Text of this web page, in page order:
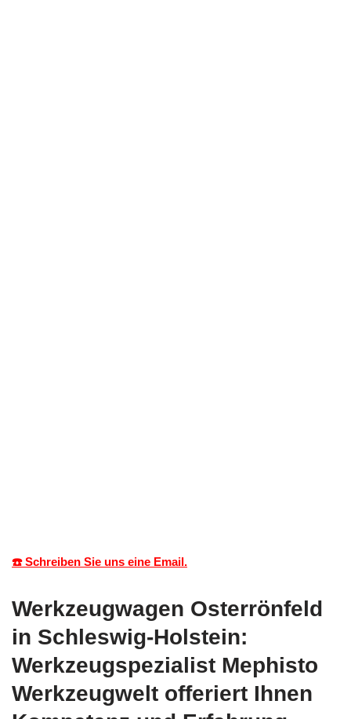
☎️ Schreiben Sie uns eine Email.
Werkzeugwagen Osterrönfeld
in Schleswig-Holstein:
Werkzeugspezialist Mephisto
Werkzeugwelt offeriert Ihnen